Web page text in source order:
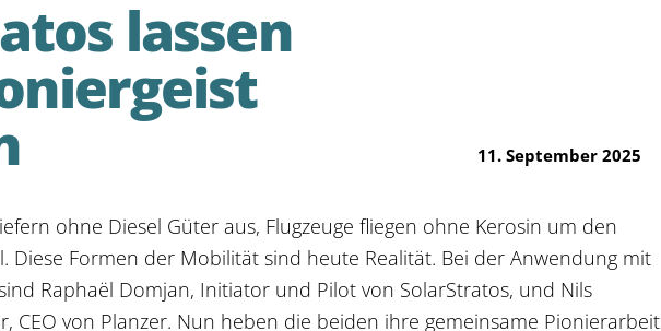
lassen
11. September 2025
ohne Diesel Güter aus, Flugzeuge fliegen ohne Kerosin um den
Diese Formen der Mobilität sind heute Realität. Bei der Anwendung mit
Raphaël Domjan, Initiator und Pilot von SolarStratos, und Nils
CEO von Planzer. Nun heben die beiden ihre gemeinsame Pionierarbeit